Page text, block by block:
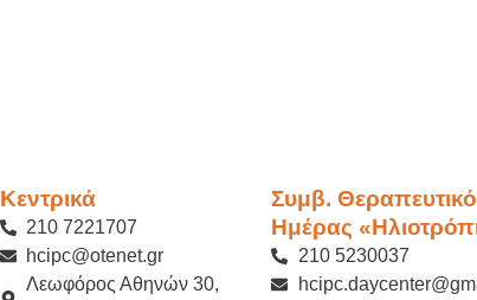
Κεντρικά
210 7221707
hcipc@otenet.gr
Λεωφόρος Αθηνών 30,
Συμβ.
Ημέρας
210 5230037